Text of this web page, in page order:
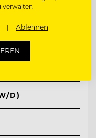
D)
verwalten.
Ablehnen